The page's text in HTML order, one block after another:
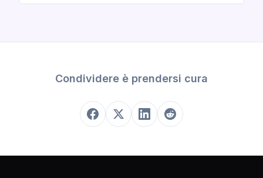
Condividere è prendersi cura